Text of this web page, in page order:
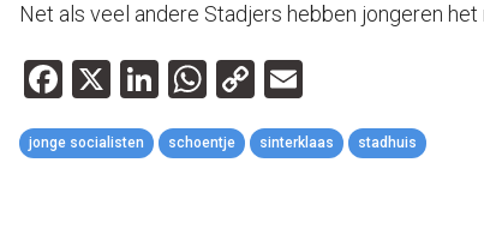
Net als veel andere Stadjers hebben jongeren
Facebook
X LinkedIn
WhatsApp
Copy
Link
jonge socialisten schoentje sinterklaas stadhuis